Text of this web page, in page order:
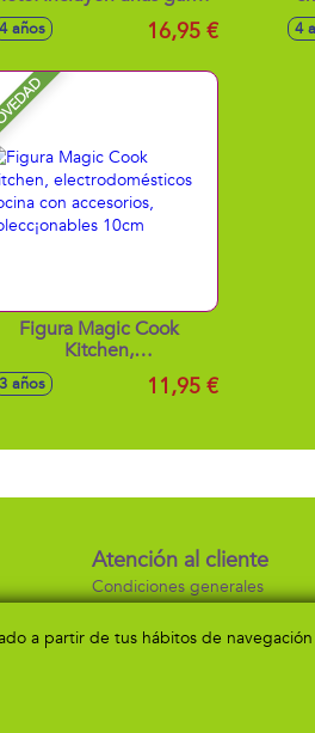
4 años 16,95 € 4
Figura Magic Cook
Kitchen,
cocina
con accesorios,
3 años 11,95 €
Atención al cliente
Condiciones generales
Envío y devolución
Contacto
a partir de tus hábitos de